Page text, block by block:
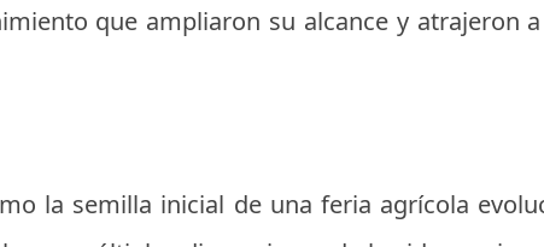
que ampliaron su alcance y atrajeron
la semilla inicial de una feria agrícola